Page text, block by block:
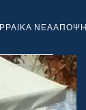
ΝΕΑΑΠΟΨΗ